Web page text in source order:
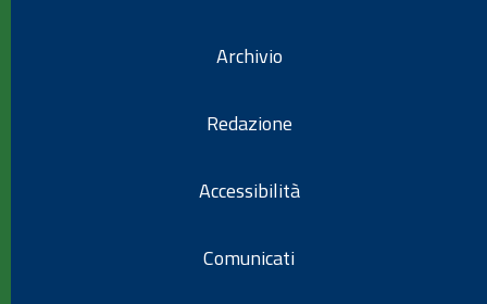
Archivio
Redazione
Accessibilità
Comunicati